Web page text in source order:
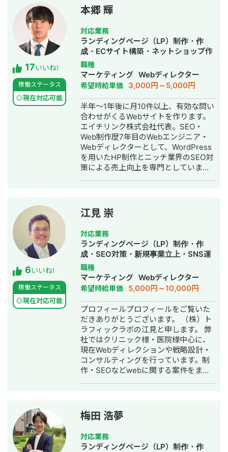
ル支援サービスを提供 🔗 各種リンク
【ポートフォリオ】
https://www.portfolio.la-org.com
【Lancers】
https://www.lancers.jp/profile/
rmHXQjVdk 【CrowdWorks】
https://crowdworks.jp/public/
【ココナラ】
https://coconala.com/users/2204682?
srsltid=AfmBOoqYND8AKR3YqHKQ3-
得意としており、要件定義、設計、実
装、本番リリース、運用改善まで一貫
して対応しています。 特に、仕様が複
雑な業務システムや、要件がまだ固ま
りきっていない新規開発において、事
業目的を整理しながら、正確にスピー
ド感を持って形にしていくことを強み
としています。 いまはスタートアップ
案件にてAIエージェント開発にも携わ
っており、AI活用した業務効率化、新
機能開発、既存プロダクトへのAI機能
の組み込みなどにも対応しています。
単純に言われたものを作るだけではな
く、事業として使える形に落とし込む
ことを重視し、開発の初期段階からリ
リース後の運用まで伴走しています。
17いいね!
稼働ステータス
◎現在対応可能
本郷 輝
対応業務
ランディングページ（LP）制作・作
成・ECサイト構築・ネットショップ作
成代行・SEO対策・記事作成代行・ラ
イティング・ホームページ制作・作
成・オウンドメディア制作・構築・運
用代行
職種
マーケティング Webディレクター
希望時給単価 3,000円～5,000円
半年～1年後に月10件以上、有効な問い
合わせがくるWebサイトを作ります。
エイチリンク株式会社代表。SEO・
Web制作歴7年目のWebエンジニア・
Webディレクターとして、WordPress
を用いたHP制作とニッチ業界のSEO対
策による売上向上を専門としていま
した。SEO対策においては、ゼロから
立ち上げた新規サイトをニッチ市場で
サービスキーワード検索1位に導き、月
間1.5万PV、月商500万円の売上を実現
した実績があります。 エンジニア知識
を持ったSEOディレクターとして、大
量のページを作成するようないわゆる
データベース型のサイトの構築も得意
です。 競合が対応しきれないような細
かいキーワードまで対策して、お問合
せにつなげる戦略でお客様の売上に貢
献します。 少し珍しいキャリアの特徴
として、Fリーグ（フットサル日本トッ
プリーグ）のエスポラーダ北海道、バ
サジィ大分でプロ選手として活動しな
がらWeb制作の経験を積んできました
（バサジィ大分在籍時は完全プロ契約
のため1年間休職）。 アスリートとし
ロジェクトに全力で取り組みます。
6いいね!
稼働ステータス
◎現在対応可能
江見 崇
対応業務
ランディングページ（LP）制作・作
成・SEO対策・新規事業立上・SNS運
用代行・記事作成代行・ライティン
グ・翻訳・ホームページ制作・作成・
バナー制作・デザイン・ロゴデザイ
ン・作成・イラスト制作・リスティン
グ広告運用代行
職種
マーケティング Webディレクター
希望時給単価 5,000円～10,000円
プロフィールプロフィールをご覧いた
だきありがとうございます。 （株）ト
ラフィックラボの江見と申します。 弊
社ではクリニック様・医院様中心に、
現在Webディレクションや戦略設計・
コンサルティングを行っています。制
作・SEOなどwebに関する案件をまる
また、常にレスを早めに対応を心がけ
ておりまして24時間365日対応が可能
です。 実際、弊社は地域名＋施術で上
位表示が得意得意で、かなりの施術名
梅田 浩夢
対応業務
ランディングページ（LP）制作・作